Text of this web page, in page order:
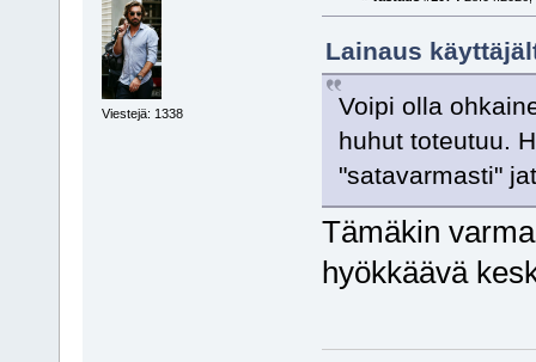
Viestejä: 1338
Lainaus
Voipi olla
huhut toteutuu.
"satavarmasti"
Tämäkin
hyökkäävä